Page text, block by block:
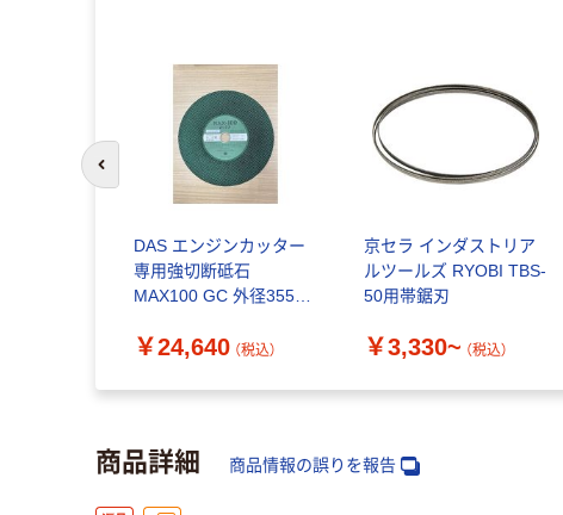
DAS エンジンカッター
専用強切断砥石
MAX100 GC 外径355×
BXCJ5003 1箱(5枚)（直
￥24,640 （税込）
京セラ インダストリア
ルツールズ RYOBI TBS-
50用帯鋸刃
￥3,330~ （税込）
前のスライドへ
商品詳細 商品情報の誤りを報告